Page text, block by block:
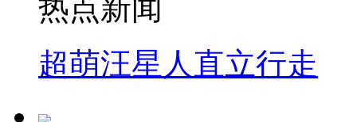
热点新闻
超萌汪星人直立行走